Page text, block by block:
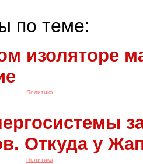
по теме:
изоляторе
Политика
Откуда у
Политика